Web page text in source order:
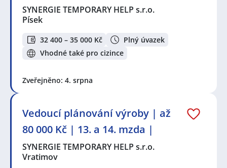
SYNERGIE TEMPORARY HELP s.r.o.
Písek
32 400 – 35 000 Kč
Plný úvazek
Vhodné také pro cizince
Zveřejněno: 4. srpna
Vedoucí plánování výroby | až
80 000 Kč | 13. a 14. mzda |
SYNERGIE TEMPORARY HELP s.r.o.
Vratimov